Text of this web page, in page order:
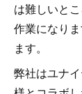
は難しいと
作業になり
ます。
弊社はユナ